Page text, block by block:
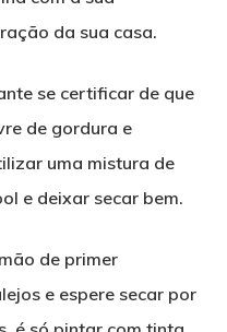
da sua casa.
se certificar de que
de gordura e
uma mistura de
e deixar secar bem.
de primer
e espere secar por